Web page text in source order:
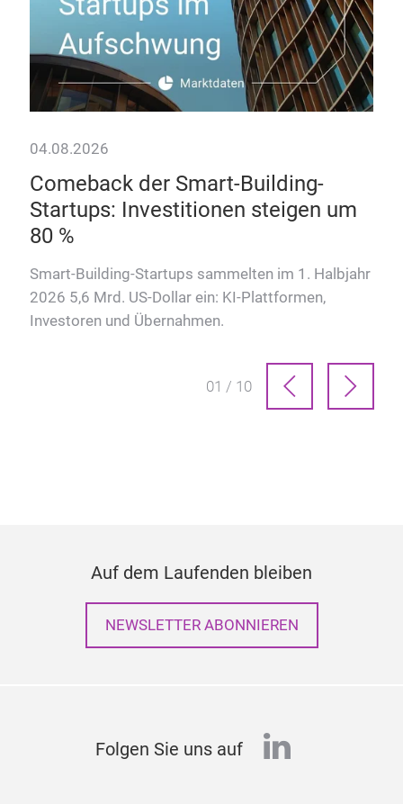
04.08.2026
Comeback der Smart-Building-
Startups: Investitionen steigen um
80 %
Smart-Building-Startups sammelten im 1. Halbjahr
2026 5,6 Mrd. US-Dollar ein: KI-Plattformen,
Investoren und Übernahmen.
01 / 10
Auf dem Laufenden bleiben
NEWSLETTER ABONNIEREN
Folgen Sie uns auf linkedin